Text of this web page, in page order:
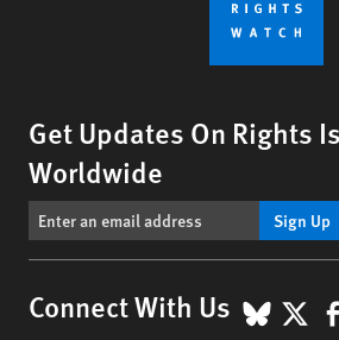
Get Updates On Rights
Worldwide
Sign Up
Connect With Us X